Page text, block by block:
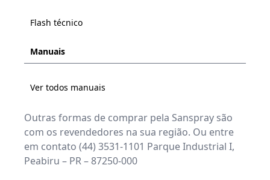
Flash técnico
Manuais
Ver todos manuais
Outras formas de comprar pela Sanspray são
com os revendedores na sua região. Ou entre
em contato (44) 3531-1101 Parque Industrial I,
Peabiru – PR – 87250-000